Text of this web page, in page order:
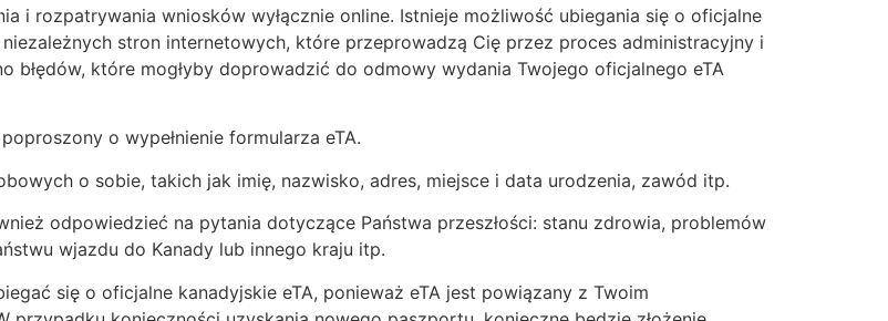
i rozpatrywania wniosków wyłącznie online. Istnieje możliwość ubiegania się o oficjalne
stron internetowych, które przeprowadzą Cię przez proces administracyjny i
błędów, które mogłyby doprowadzić do odmowy wydania Twojego oficjalnego eTA
o wypełnienie formularza eTA.
o sobie, takich jak imię, nazwisko, adres, miejsce i data urodzenia, zawód itp.
odpowiedzieć na pytania dotyczące Państwa przeszłości: stanu zdrowia, problemów
wjazdu do Kanady lub innego kraju itp.
się o oficjalne kanadyjskie eTA, ponieważ eTA jest powiązany z Twoim